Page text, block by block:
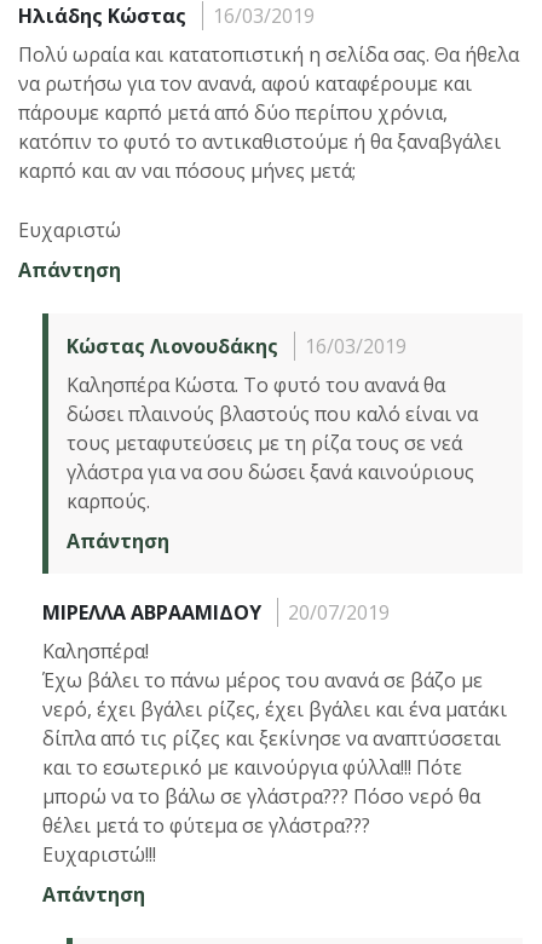
Ηλιάδης Κώστας
16/03/2019
Πολύ ωραία και κατατοπιστική η σελίδα σας. Θα ήθελα
να ρωτήσω για τον ανανά, αφού καταφέρουμε και
πάρουμε καρπό μετά από δύο περίπου χρόνια,
κατόπιν το φυτό το αντικαθιστούμε ή θα ξαναβγάλει
καρπό και αν ναι πόσους μήνες μετά;
Ευχαριστώ
Απάντηση
Κώστας Λιονουδάκης
16/03/2019
Καλησπέρα Κώστα. Το φυτό του ανανά θα
δώσει πλαινούς βλαστούς που καλό είναι να
τους μεταφυτεύσεις με τη ρίζα τους σε νεά
γλάστρα για να σου δώσει ξανά καινούριους
καρπούς.
Απάντηση
ΜΙΡΕΛΛΑ ΑΒΡΑΑΜΙΔΟΥ
20/07/2019
Καλησπέρα!
Έχω βάλει το πάνω μέρος του ανανά σε βάζο με
νερό, έχει βγάλει ρίζες, έχει βγάλει και ένα ματάκι
δίπλα από τις ρίζες και ξεκίνησε να αναπτύσσεται
και το εσωτερικό με καινούργια φύλλα!!! Πότε
μπορώ να το βάλω σε γλάστρα??? Πόσο νερό θα
θέλει μετά το φύτεμα σε γλάστρα???
Ευχαριστώ!!!
Απάντηση